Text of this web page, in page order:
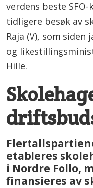
verdens beste
tidligere besøk av
Raja (V), som
og
Hille.
etableres
i Nordre Follo,
finansieres av